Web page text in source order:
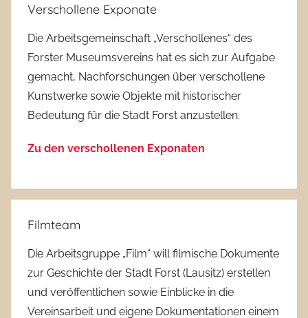
Verschollene Exponate
Die Arbeitsgemeinschaft „Verschollenes“ des
Forster Museumsvereins hat es sich zur Aufgabe
gemacht, Nachforschungen über verschollene
Kunstwerke sowie Objekte mit historischer
Bedeutung für die Stadt Forst anzustellen.
Zu den verschollenen Exponaten
Filmteam
Die Arbeitsgruppe „Film“ will filmische Dokumente
zur Geschichte der Stadt Forst (Lausitz) erstellen
und veröffentlichen sowie Einblicke in die
Vereinsarbeit und eigene Dokumentationen einem